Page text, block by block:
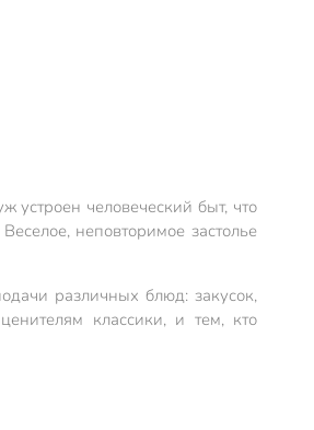
устроен человеческий быт, что
неповторимое застолье
различных блюд: закусок,
классики, и тем, кто